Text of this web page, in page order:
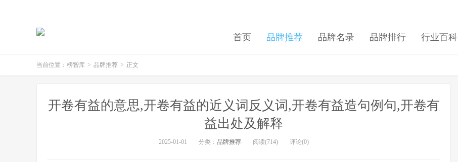
首页 品牌推荐 品牌名录 品牌排行 行业百科
当前位置： 榜智库 > 品牌推荐 > 正文
开卷有益的意思,开卷有益的近义词反义词,开卷有益造句例句,开卷有
益出处及解释
2025-01-01 分类： 品牌推荐 阅读(714) 评论(0)